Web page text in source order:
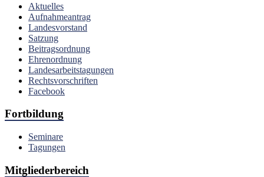
Aktuelles
Aufnahmeantrag
Landesvorstand
Satzung
Beitragsordnung
Ehrenordnung
Landesarbeitstagungen
Rechtsvorschriften
Facebook
Fortbildung
Seminare
Tagungen
Mitgliederbereich